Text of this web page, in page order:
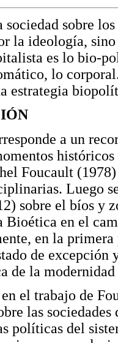
sobre
la ideología,
es lo bio-
lo
estrategia
a un
Foucault
Luego
sobre el bíos y
Bioética en el
en la
de excepción
de la modernidad
el trabajo de
las
políticas del